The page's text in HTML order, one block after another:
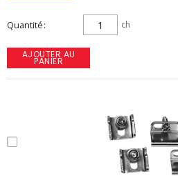
Quantité ch
AJOUTER AU
PANIER